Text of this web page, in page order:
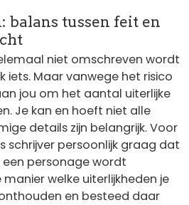
balans tussen feit en
niet omschreven wordt
iets. Maar vanwege het risico
jou om het aantal uiterlijke
Je kan en hoeft niet alle
details zijn belangrijk. Voor
schrijver persoonlijk graag dat
personage wordt
welke uiterlijkheden je
en besteed daar